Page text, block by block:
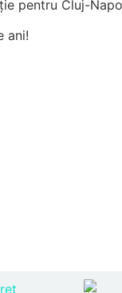
pentru Cluj-
ani!